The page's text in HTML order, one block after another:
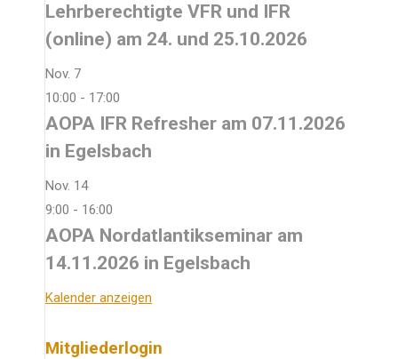
Lehrberechtigte VFR und IFR
(online) am 24. und 25.10.2026
Nov. 7
10:00 - 17:00
AOPA IFR Refresher am 07.11.2026
in Egelsbach
Nov. 14
9:00 - 16:00
AOPA Nordatlantikseminar am
14.11.2026 in Egelsbach
Kalender anzeigen
Mitgliederlogin